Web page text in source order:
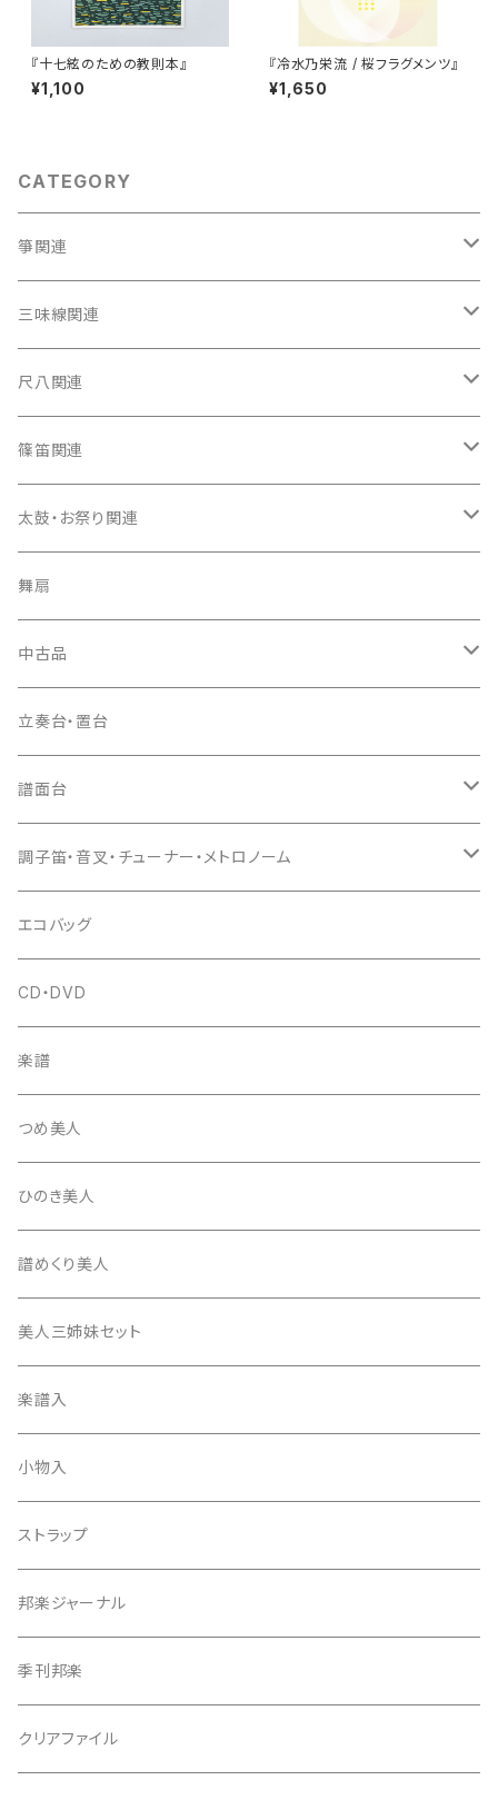
『十七絃のための教則本』
¥1,100
『冷水乃栄流 / 桜フラグメンツ』
¥1,650
CATEGORY
箏関連
箏（本体）
箏カバー
箏袋
口前袋・尾布
爪・爪輪
爪入
爪駒入
猫足入
爪ばさみ
箏柱
柱入
平柱入
三角柱入
琴台
13絃用琴台（低）
13絃用琴台（高）
桐柱箱
消音フェルト
三味線関連
三味線（本体）
三味線ケース
長トランク・三ツ折トランク
ソフトケース
雨用カバー
長袋・三ツ組袋・胴袋
胴掛
根緒
糸
(丸三) 寿糸
はつね糸
駒
地唄駒
長唄駒
糸駒入
爪駒入
撥入
一丁撥入
三角撥入（ファスナー式）
撥
長唄・民謡撥
地唄撥
撥さや
撥滑り止めゴム
ひざゴム・胴ゴム・おひざもと
天神袋
天神巾着
指すり
つぼシール
撥皮・撥皮のり
胴板
尺八関連
尺八（本体）
尺八袋
歌口キャップ
つゆ切り
篠笛関連
篠笛（本体）
お祭り用６穴
お祭り用７穴
篠笛袋
太鼓・お祭り関連
太鼓（本体）
太鼓撥
手拍子（チャンチャン）
当り鉦
シュモク（当り鉦バチ）
舞扇
中古品
箏（本体）
三味線（本体）
立奏台・置台
譜面台
座奏用譜面台
立奏用譜面台
調子笛・音叉・チューナー・メトロノーム
調子笛・音叉
チューナー・メトロノーム
エコバッグ
CD・DVD
楽譜
つめ美人
ひのき美人
譜めくり美人
美人三姉妹セット
楽譜入
小物入
ストラップ
邦楽ジャーナル
季刊邦楽
クリアファイル